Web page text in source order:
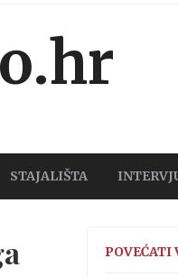
STAJALIŠTA
POVEĆATI